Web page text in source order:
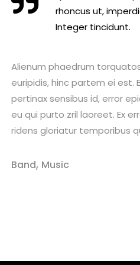
rhoncus ut,
Integer tincidunt.
Alienum phaedrum
euripidis, hinc partem ei est.
pertinax sensibus id, error
eu qui purto zril laoreet. Ex
ridens gloriatur temporibus
Band, Music